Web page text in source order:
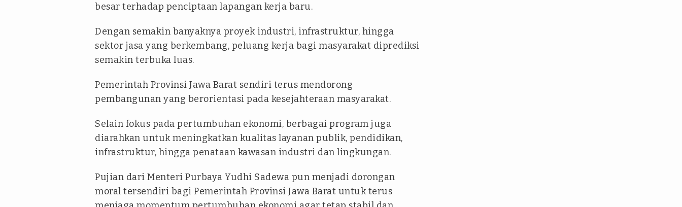
besar terhadap penciptaan lapangan kerja baru.
Dengan semakin banyaknya proyek industri, infrastruktur, hingga
sektor jasa yang berkembang, peluang kerja bagi masyarakat diprediksi
semakin terbuka luas.
Pemerintah Provinsi Jawa Barat sendiri terus mendorong
pembangunan yang berorientasi pada kesejahteraan masyarakat.
Selain fokus pada pertumbuhan ekonomi, berbagai program juga
diarahkan untuk meningkatkan kualitas layanan publik, pendidikan,
infrastruktur, hingga penataan kawasan industri dan lingkungan.
Pujian dari Menteri Purbaya Yudhi Sadewa pun menjadi dorongan
moral tersendiri bagi Pemerintah Provinsi Jawa Barat untuk terus